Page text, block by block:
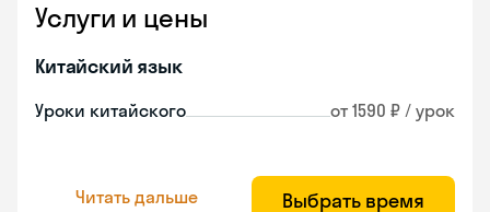
Услуги и цены
Китайский язык
Уроки китайского от 1590 ₽ / урок
Читать дальше Выбрать время